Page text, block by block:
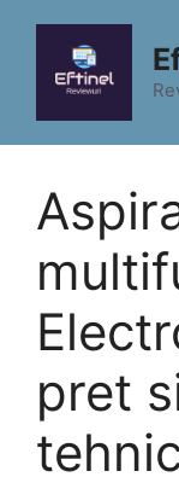
conținut
pret